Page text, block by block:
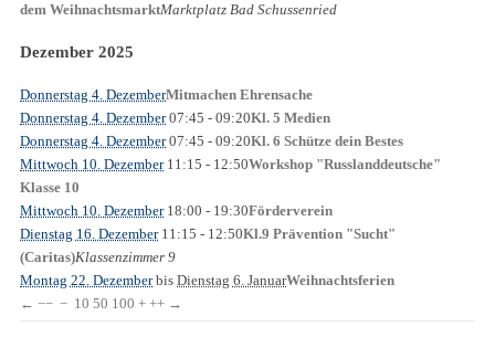
dem WeihnachtsmarktMarktplatz Bad Schussenried
Dezember 2025
Donnerstag 4. DezemberMitmachen Ehrensache
Donnerstag 4. Dezember07:45 - 09:20Kl. 5 Medien
Donnerstag 4. Dezember07:45 - 09:20Kl. 6 Schütze dein Bestes
Mittwoch 10. Dezember11:15 - 12:50Workshop "Russlanddeutsche"
Klasse 10
Mittwoch 10. Dezember18:00 - 19:30Förderverein
Dienstag 16. Dezember11:15 - 12:50Kl.9 Prävention "Sucht"
(Caritas)Klassenzimmer 9
Montag 22. Dezemberbis Dienstag 6. JanuarWeihnachtsferien
← −− − 10 50 100 + ++ →